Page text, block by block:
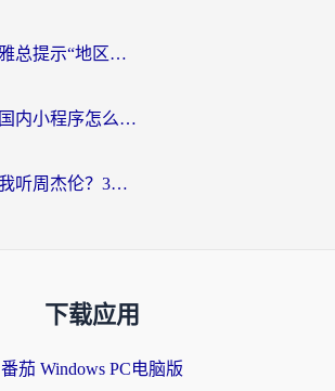
在海外听喜马拉雅总提示“地区限制”？3步轻松解除+听国内音乐全攻略
在国外登录不了国内小程序怎么办？选对回国加速器，轻松解锁国内资源
在美国怎么用酷我听周杰伦？3步搞定海外听歌难题
下载应用
番茄 Windows PC电脑版